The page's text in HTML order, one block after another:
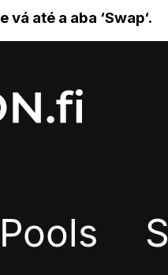
e vá até a aba ‘Swap‘.